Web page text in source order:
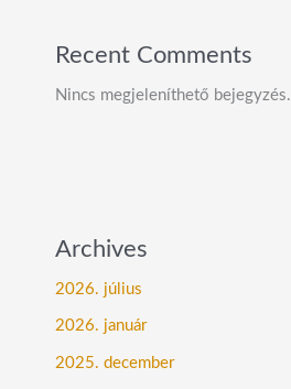
Recent Comments
Nincs megjeleníthető bejegyzés.
Archives
2026. július
2026. január
2025. december